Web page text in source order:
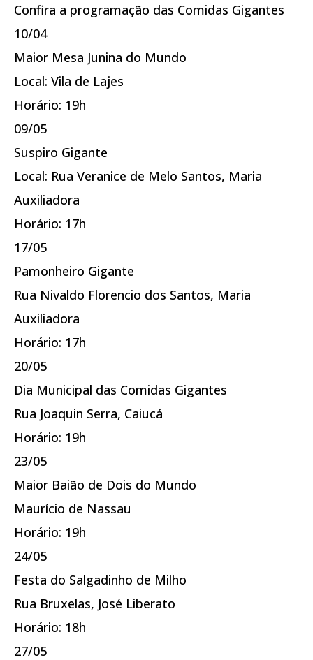
Confira a programação das Comidas Gigantes
10/04
Maior Mesa Junina do Mundo
Local: Vila de Lajes
Horário: 19h
09/05
Suspiro Gigante
Local: Rua Veranice de Melo Santos, Maria
Auxiliadora
Horário: 17h
17/05
Pamonheiro Gigante
Rua Nivaldo Florencio dos Santos, Maria
Auxiliadora
Horário: 17h
20/05
Dia Municipal das Comidas Gigantes
Rua Joaquin Serra, Caiucá
Horário: 19h
23/05
Maior Baião de Dois do Mundo
Maurício de Nassau
Horário: 19h
24/05
Festa do Salgadinho de Milho
Rua Bruxelas, José Liberato
Horário: 18h
27/05